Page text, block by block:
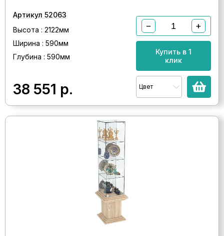
Артикул 52063
Высота : 2122мм
Ширина : 590мм
Глубина : 590мм
38 551 р.
− +
Купить в 1
клик
Цвет